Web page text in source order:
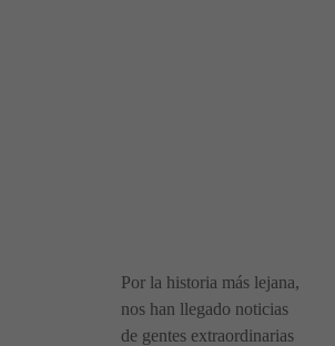
Por la historia más lejana,
nos han llegado noticias
de gentes extraordinarias